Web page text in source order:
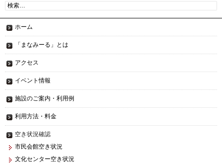
検
索:
ホーム
「まなみーる」とは
アクセス
イベント情報
施設のご案内・利用例
利用方法・料金
空き状況確認
市民会館空き状況
文化センター空き状況